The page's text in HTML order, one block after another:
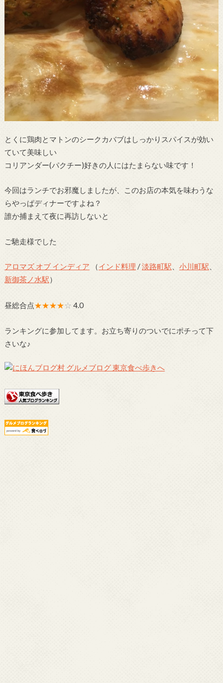
とくに鶏肉とマトンのシークカバブはしっかりスパイスが効い
ていて美味しい
コリアンダー(パクチー)好きの人にはたまらない味です！
今回はランチでお邪魔しましたが、このお店の本気を味わうな
らやっぱディナーですよね？
誰か捕まえて夜に再訪しないと
ご馳走様でした
アロマズ オブ インディア （インド料理 /淡路町駅 小川町駅
新御茶ノ水駅）
昼総合点★★★★☆ 4.0
ランキングに参加してます。お立ち寄りのついでにポチって下
さいな♪